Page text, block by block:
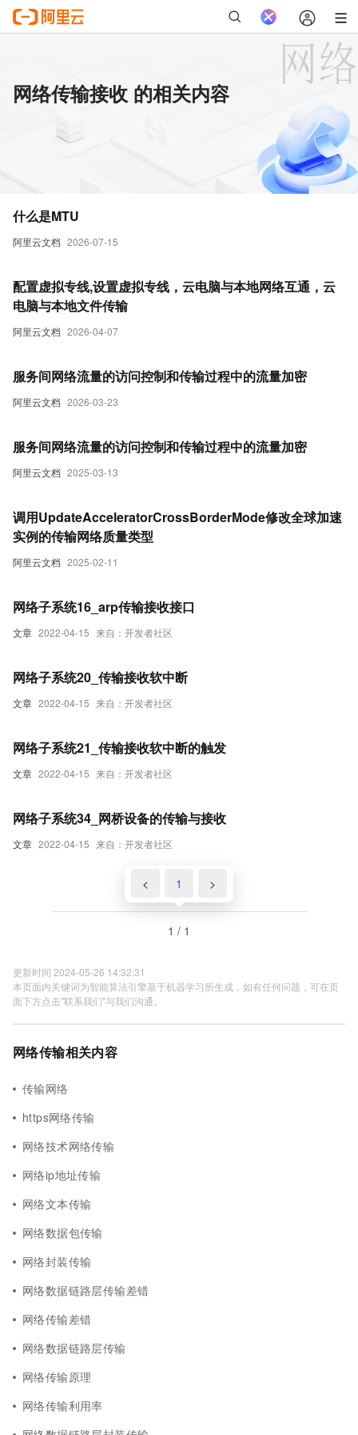
网络传输接收 的相关内容
阿里云文档 2026-07-15
什么是MTU
阿里云文档 2026-04-07
配置虚拟专线,设置虚拟专线，云电脑与本地网络互通，云
电脑与本地文件传输
阿里云文档 2026-03-23
服务间网络流量的访问控制和传输过程中的流量加密
阿里云文档 2025-03-13
服务间网络流量的访问控制和传输过程中的流量加密
阿里云文档 2025-02-11
调用UpdateAcceleratorCrossBorderMode修改全球加速
实例的传输网络质量类型
文章 2022-04-15 来自：开发者社区
网络子系统16_arp传输接收接口
文章 2022-04-15 来自：开发者社区
网络子系统20_传输接收软中断
文章 2022-04-15 来自：开发者社区
网络子系统21_传输接收软中断的触发
文章 2022-04-15 来自：开发者社区
网络子系统34_网桥设备的传输与接收
< 1 >
1 / 1
更新时间 2024-05-26 14:32:31
本页面内关键词为智能算法引擎基于机器学习所生成，如有任何问题，可在页
面下方点击"联系我们"与我们沟通。
网络传输相关内容
传输网络
https网络传输
网络技术网络传输
网络ip地址传输
网络文本传输
网络数据包传输
网络封装传输
网络数据链路层传输差错
网络传输差错
网络数据链路层传输
网络传输原理
网络传输利用率